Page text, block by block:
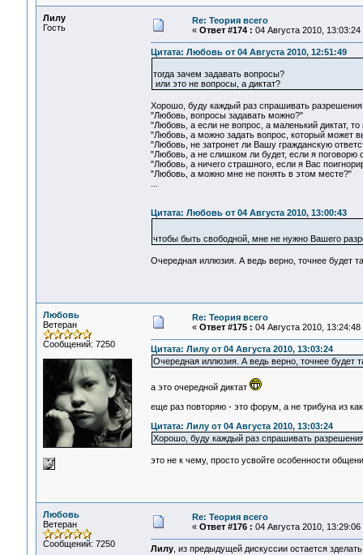
Лилу
Гость
Re: Теория всего
« Ответ #174 : 04 Августа 2010, 13:03:24
Цитата: Любовь от 04 Августа 2010, 12:51:49
тогда зачем задавать вопросы?
или это не вопросы, а диктат?
Хорошо, буду каждый раз спрашивать
"Любовь, вопросы задавать можно?"
"Любовь, а если не вопрос, а маленький диктат,
"Любовь, а можно задать вопрос, который может
"Любовь, не затронет ли Вашу гражданскую
"Любовь, а не слишком ли будет, если я поговорю
"Любовь, а ничего страшного, если я Вас
"Любовь, а можно мне не понять в этом месте?"
Цитата: Любовь от 04 Августа 2010, 13:00:43
чтобы быть свободной, мне не нужно Вашего
Очередная иллюзия. А ведь верно, точнее будет
Любовь
Ветеран
Сообщений: 7250
Re: Теория всего
« Ответ #175 : 04 Августа 2010, 13:24:48
Цитата: Лилу от 04 Августа 2010, 13:03:24
Очередная иллюзия. А ведь верно, точнее будет
а это очередной диктат
еще раз повторяю - это форум, а не трибуна из
Цитата: Лилу от 04 Августа 2010, 13:03:24
Хорошо, буду каждый раз спрашивать
это не к чему, просто усвойте особенности
Любовь
Ветеран
Сообщений: 7250
Re: Теория всего
« Ответ #176 : 04 Августа 2010, 13:29:06
Лилу, из предыдущей дискуссии остается